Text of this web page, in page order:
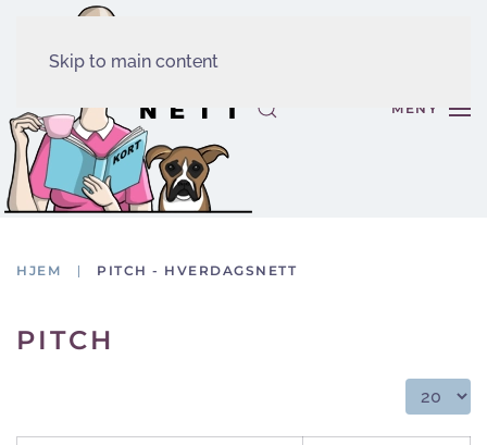
Skip to main content
MENY
HJEM PITCH - HVERDAGSNETT
PITCH
Vis ant.: